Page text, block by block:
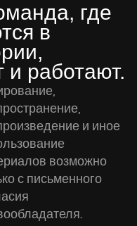
где
в
и работают.
и иное
возможно
с письменного